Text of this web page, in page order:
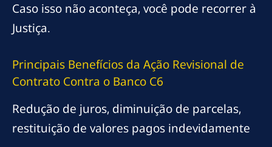
Caso isso não aconteça, você pode recorrer à
Justiça.
Principais Benefícios da Ação Revisional de
Contrato Contra o Banco C6
Redução de juros, diminuição de parcelas,
restituição de valores pagos indevidamente